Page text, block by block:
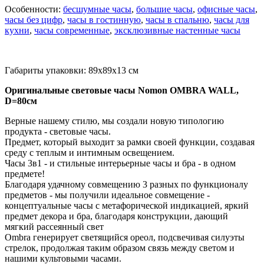
Особенности: бесшумные часы, большие часы, офисные часы,
часы без цифр, часы в гостинную, часы в спальню, часы для
кухни, часы современные, эксклюзивные настенные часы
Габариты упаковки: 89x89x13 см
Оригинальные световые часы Nomon OMBRA WALL,
D=80см
Верные нашему стилю, мы создали новую типологию
продукта - световые часы.
Предмет, который выходит за рамки своей функции, создавая
среду с теплым и интимным освещением.
Часы 3в1 - и стильные интерьерные часы и бра - в одном
предмете!
Благодаря удачному совмещению 3 разных по функционалу
предметов - мы получили идеальное совмещение -
концептуальные часы с метафорической индикацией, яркий
предмет декора и бра, благодаря конструкции, дающий
мягкий рассеянный свет
Ombra генерирует светящийся ореол, подсвечивая силуэты
стрелок, продолжая таким образом связь между светом и
нашими культовыми часами.